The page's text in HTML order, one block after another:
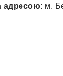
адресою: м.